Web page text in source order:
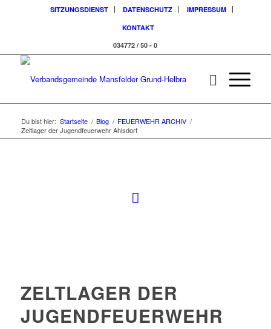
SITZUNGSDIENST DATENSCHUTZ
IMPRESSUM
KONTAKT
034772 / 50 - 0
Du bist hier: Startseite / Blog / FEUERWEHR ARCHIV /
Zeltlager der Jugendfeuerwehr Ahlsdorf
ZELTLAGER DER
JUGENDFEUERWEHR